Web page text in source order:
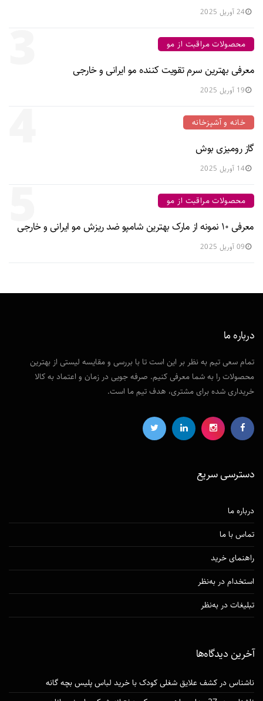
24 آوریل 2025
محصولات مراقبت از مو
معرفی بهترین سرم تقویت کننده مو ایرانی و خارجی
19 آوریل 2025
خانه و آشپزخانه
گاز رومیزی بوش
14 آوریل 2025
5 محصولات مراقبت از مو
معرفی ۱۰ نمونه از مارک بهترین شامپو ضد ریزش مو ایرانی و خارجی
09 آوریل 2025
درباره ما
تمام سعی تیم به نظر بر این است تا با بررسی و مقایسه لیستی از بهترین
محصولات را به شما معرفی کنیم. صرفه جویی در زمان و اعتماد به کالا
خریداری شده برای مشتری، هدف تیم ما است.
دسترسی‌ سریع
درباره ما
تماس با ما
راهنمای خرید
استخدام در به‌نظر
تبلیغات در به‌نظر
آخرین دیدگاه‌ها
ناشناسدرکشف علایق شغلی کودک با خرید لباس پلیس بچه گانه